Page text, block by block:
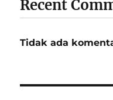
Recent
Tidak ada